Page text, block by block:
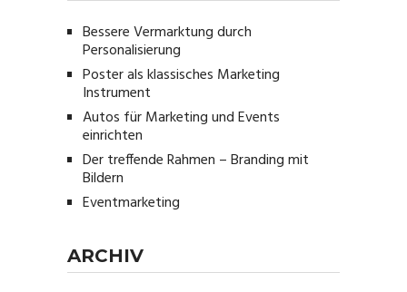
Bessere Vermarktung durch
Personalisierung
Poster als klassisches Marketing
Instrument
Autos für Marketing und Events
einrichten
Der treffende Rahmen – Branding mit
Bildern
Eventmarketing
ARCHIV